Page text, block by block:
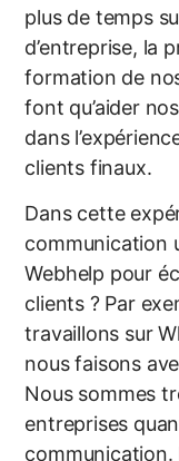
plus de temps
d’entreprise, la
formation de
font qu’aider
dans
clients finaux.
Dans cette
communication
Webhelp pour
clients ? Par
travaillons sur
nous faisons
Nous sommes
entreprises
communication.